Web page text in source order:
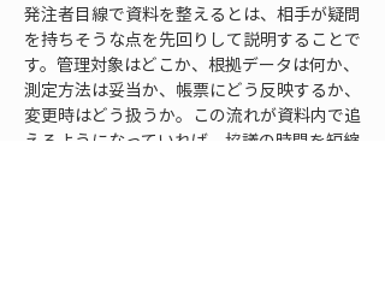
発注者目線で資料を整えるとは、相手が疑問
を持ちそうな点を先回りして説明することで
す。管理対象はどこか、根拠データは何か、
測定方法は妥当か、帳票にどう反映するか、
変更時はどう扱うか。この流れが資料内で追
えるようになっていれば、協議の時間を短縮